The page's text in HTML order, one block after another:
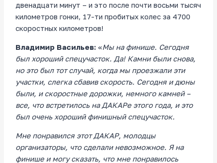
двенадцати минут – и это после почти восьми тысяч
километров гонки, 17-ти пробитых колес за 4700
скоростных километров!
Владимир Васильев: «Мы на финише. Сегодня
был хороший спецучасток. Да! Камни были снова,
но это был тот случай, когда мы проезжали эти
участки, слегка сбавив скорость. Сегодня и дюны
были, и скоростные дорожки, немного камней –
все, что встретилось на ДАКАРе этого года, и это
был очень хороший финишный спецучасток.
Мне понравился этот ДАКАР, молодцы
организаторы, что сделали невозможное. Я на
финише и могу сказать, что мне понравилось